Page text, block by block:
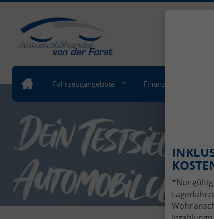
Fahrzeugangebote Finanzierung
*Nur gültig